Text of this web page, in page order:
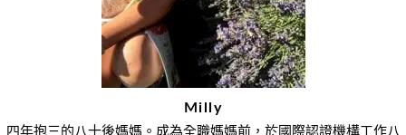
Milly
四年抱三的八十後媽媽。成為全職媽媽前，於國際認證機構工作八